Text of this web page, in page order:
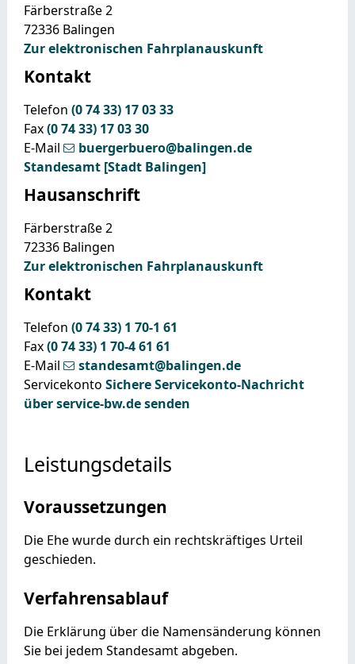
Färberstraße 2
72336 Balingen
Zur elektronischen Fahrplanauskunft
Kontakt
Telefon (07433) 170333
Fax(07433) 170330
E-Mail
buergerbuero@balingen.de
Standesamt [Stadt Balingen]
Hausanschrift
Färberstraße 2
72336 Balingen
Zur elektronischen Fahrplanauskunft
Kontakt
Telefon (07433) 1 70-1 61
Fax(07433) 1 70-461 61
E-Mail
standesamt@balingen.de
Servicekonto Sichere Servicekonto-Nachricht
über service-bw.de senden
Leistungsdetails
Voraussetzungen
Die Ehe wurde durch ein rechtskräftiges Urteil
geschieden.
Verfahrensablauf
Die Erklärung über die Namensänderung können
Sie bei jedem Standesamt abgeben.